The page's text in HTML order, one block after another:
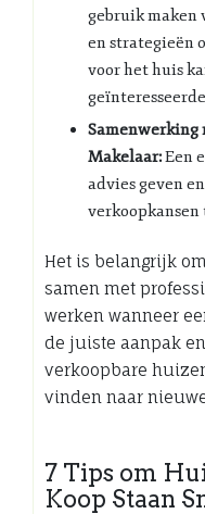
gebruik maken
en strategieën
voor het huis
Samenwerking
Makelaar:Een
advies geven
Het is belangrijk
samen met
werken wanneer
de juiste aanpak
verkoopbare
vinden naar
7 Tips om
Koop Staan